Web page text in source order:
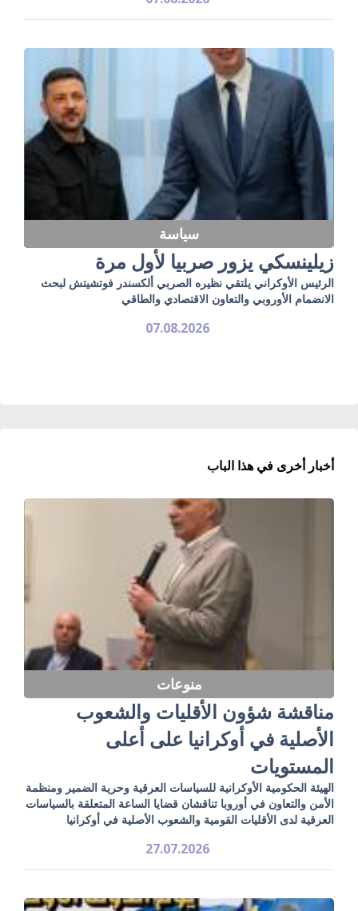
سياسة
زيلينسكي يزور صربيا لأول مرة
الرئيس الأوكراني يلتقي نظيره الصربي ألكسندر فوتشيتش لبحث
الانضمام الأوروبي والتعاون الاقتصادي والطاقي
07.08.2026
أخبار أخرى في هذا الباب
منوعات
مناقشة شؤون الأقليات والشعوب
الأصلية في أوكرانيا على أعلى
المستويات
الهيئة الحكومية الأوكرانية للسياسات العرقية وحرية الضمير ومنظمة
الأمن والتعاون في أوروبا تناقشان قضايا الساعة المتعلقة بالسياسات
العرقية لدى الأقليات القومية والشعوب الأصلية في أوكرانيا
27.07.2026